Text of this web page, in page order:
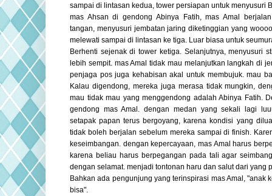
sampai di lintasan kedua, tower persiapan untuk menyusuri
mas Ahsan di gendong Abinya Fatih, mas Amal
tangan, menyusuri jembatan jaring diketinggian yang
melewati sampai di lintasan ke tiga. Luar biasa untuk
Berhenti sejenak di tower ketiga. Selanjutnya, menyusuri
lebih sempit. mas Amal tidak mau melanjutkan langkah di
penjaga pos juga kehabisan akal untuk membujuk. mau
Kalau digendong, mereka juga merasa tidak mungkin,
mau tidak mau yang menggendong adalah Abinya Fatih.
gendong mas Amal. dengan medan yang sekali lagi
setapak papan terus bergoyang, karena kondisi yang
tidak boleh berjalan sebelum mereka sampai di finish.
keseimbangan. dengan kepercayaan, mas Amal harus
karena beliau harus berpegangan pada tali agar
dengan selamat. menjadi tontonan haru dan salut dari yang
Bahkan ada pengunjung yang terinspirasi mas Amal, "anak
bisa".